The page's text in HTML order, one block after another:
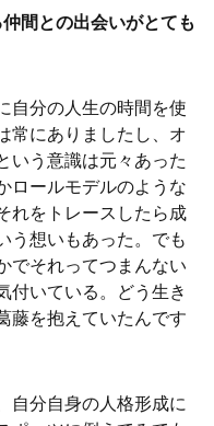
間との出会いがとても
自分の人生の時間を使
常にありましたし、オ
いう意識は元々あった
ロールモデルのような
れをトレースしたら成
う想いもあった。でも
でそれってつまんない
付いている。どう生き
藤を抱えていたんです
自分自身の人格形成に